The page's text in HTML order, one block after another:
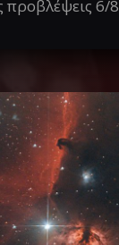
προβλέψεις 6/8